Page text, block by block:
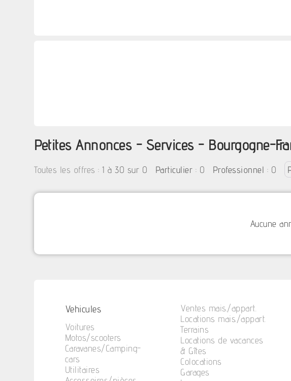
Petites Annonces - Services - Bourgogne-
Toutes les offres :1 à 30 sur 0 Particulier : 0 Professionnel : 0
Aucune
Vehicules
Voitures
Motos/scooters
Caravanes/Camping-
cars
Utilitaires
Ventes mais./appart.
Locations mais./appart.
Terrains
Locations de vacances
& Gîtes
Colocations
Garages